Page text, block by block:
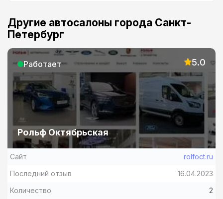
Другие автосалоны города Санкт-
Петербург
Работает 5.0
Рольф Октябрьская
Сайт
rolfoct.ru
Последний отзыв
16.04.2023
Количество
2